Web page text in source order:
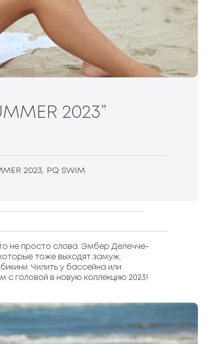
2023”
2023, PQ SWIM
не просто слова. Эмбер Делечче-
тоже выходят замуж,
Чилить у бассейна или
головой в новую коллекцию 2023!